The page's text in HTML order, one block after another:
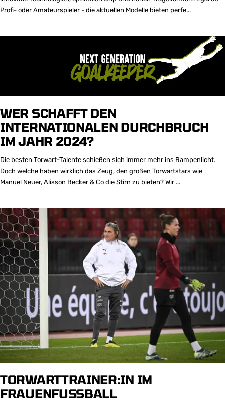
Profi- oder Amateurspieler - die aktuellen Modelle bieten perfe...
WER SCHAFFT DEN
INTERNATIONALEN DURCHBRUCH
IM JAHR 2024?
Die besten Torwart-Talente schießen sich immer mehr ins Rampenlicht.
Doch welche haben wirklich das Zeug, den großen Torwartstars wie
Manuel Neuer, Alisson Becker & Co die Stirn zu bieten? Wir ...
TORWARTTRAINER:IN IM
FRAUENFUSSBALL